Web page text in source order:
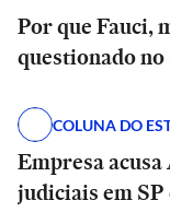
Por que Fauci,
questionado
COLUNA DO
Empresa
judiciais em SP